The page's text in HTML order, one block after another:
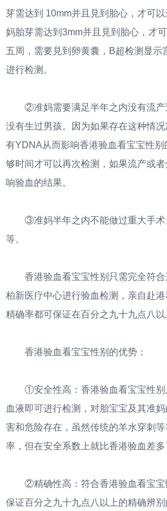
芽需达到 10mm并且見到胎心，才可
妈胎芽需达到3mm并且見到胎心，才
五周，需要見到卵黄囊，B超检测显示
进行检测。
②准妈需要满足半年之内没有流产
没有生过男孩。因为如果存在这种情
有YDNA从而影响香港验血看宝宝性
够时间才可以再次检测，如果流产或
响验血的结果。
③准妈半年之内不能做过重大手术
等。
香港验血看宝宝性别只需完全符合
柏新医疗中心进行验血检测，亲自赴港
精确率都可保证在百分之九十九点八以
香港验血看宝宝性别的优势：
①安全性高：香港验血看宝宝性别
血液即可进行检测，对胎宝宝及其准
害和危险存在，虽然传统的羊水穿刺
率，但在安全系数上就比香港验血差多
②精确性高：符合香港验血看宝宝
保证百分之九十九点八以上的精确辨别